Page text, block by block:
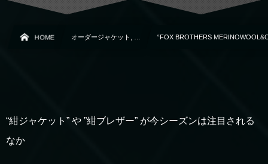
HOME オーダージャケット, … “FOX BROTHERS
“紺ジャケット” や ”紺ブレザー” が今シーズンは注目される
なか